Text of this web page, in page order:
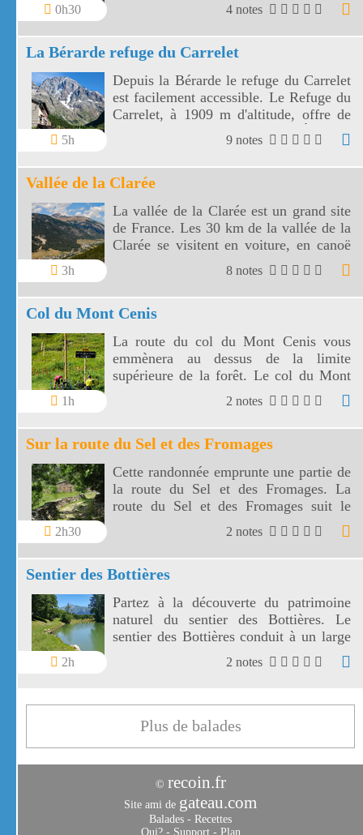
0h30
la chapelle St Pierre d'Extravache vous
apercevrez un magnifique panorama sur
le Parc National de la Vanoise.
4 notes
La Bérarde refuge du Carrelet
5h
Depuis la Bérarde le refuge du Carrelet
est facilement accessible. Le Refuge du
Carrelet, à 1909 m d'altitude, offre de
jolis paysages sur le massif des Écrins.
9 notes
Vallée de la Clarée
3h
La vallée de la Clarée est un grand site
de France. Les 30 km de la vallée de la
Clarée se visitent en voiture, en canoë
8 notes
Col du Mont Cenis
1h
La route du col du Mont Cenis vous
emmènera au dessus de la limite
supérieure de la forêt. Le col du Mont
Cenis est un passage conduisant à
2 notes
Sur la route du Sel et des Fromages
2h30
Cette randonnée emprunte une partie de
la route du Sel et des Fromages. La
route du Sel et des Fromages suit le
Doron depuis Termignon.
2 notes
Sentier des Bottières
2h
Partez à la découverte du patrimoine
naturel du sentier des Bottières. Le
sentier des Bottières conduit à un large
panorama sur les Aiguilles d'Arves.
2 notes
Plus de balades
© recoin.fr
Site ami de gateau.com
Balades - Recettes
Qui?- Support- Plan